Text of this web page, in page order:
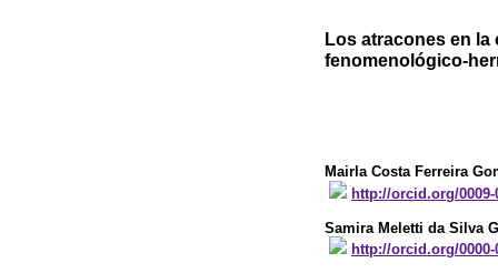
Los atracones en
fenomenológico-
Mairla Costa Ferreira
http://orcid.org/0009-
Samira Meletti da Silva
http://orcid.org/0000-